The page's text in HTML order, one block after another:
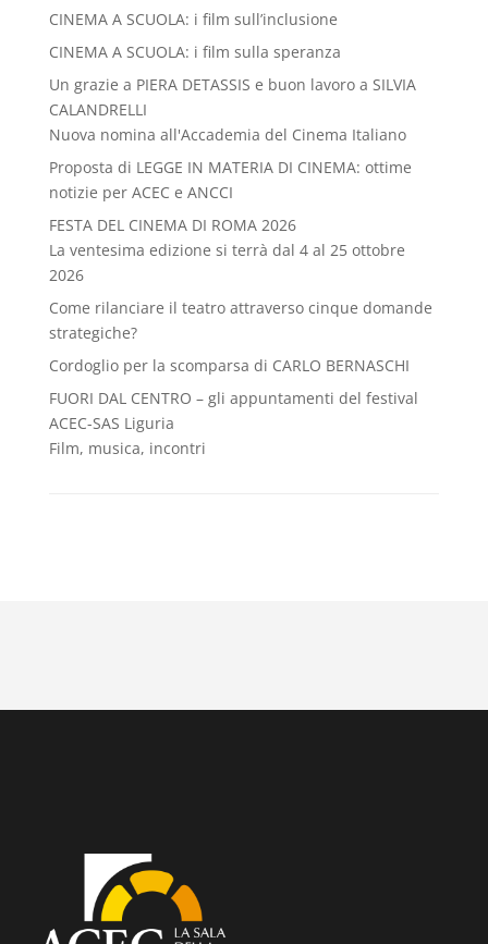
CINEMA A SCUOLA: i film sull’inclusione
CINEMA A SCUOLA: i film sulla speranza
Un grazie a PIERA DETASSIS e buon lavoro a SILVIA
CALANDRELLI
Nuova nomina all'Accademia del Cinema Italiano
Proposta di LEGGE IN MATERIA DI CINEMA: ottime
notizie per ACEC e ANCCI
FESTA DEL CINEMA DI ROMA 2026
La ventesima edizione si terrà dal 4 al 25 ottobre
2026
Come rilanciare il teatro attraverso cinque domande
strategiche?
Cordoglio per la scomparsa di CARLO BERNASCHI
FUORI DAL CENTRO – gli appuntamenti del festival
ACEC-SAS Liguria
Film, musica, incontri